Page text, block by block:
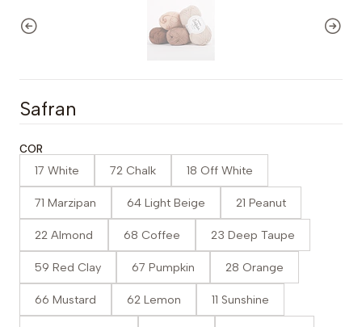
Safran
COR
17 White 72 Chalk 18 Off White
71 Marzipan 64 Light Beige 21 Peanut
22 Almond 68 Coffee 23 Deep Taupe
59 Red Clay 67 Pumpkin 28 Orange
66 Mustard 62 Lemon 11 Sunshine